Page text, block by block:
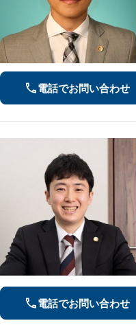
電話でお問い合わせ
電話でお問い合わせ